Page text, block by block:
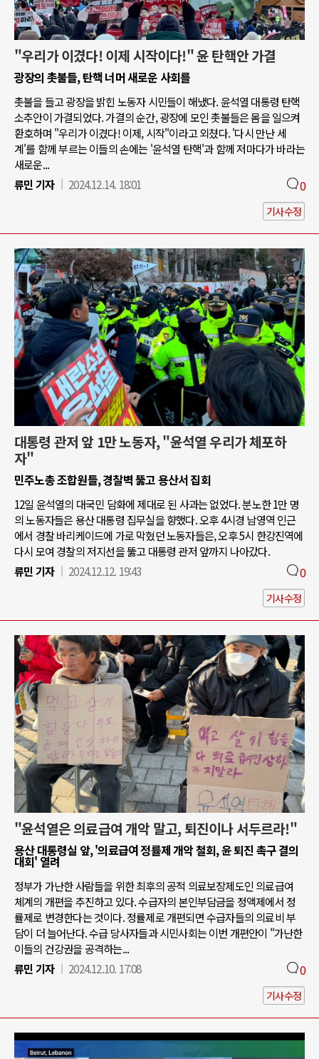
"우리가 이겼다! 이제 시작이다!" 윤 탄핵안 가결
광장의 촛불들, 탄핵 너머 새로운 사회를
촛불을 들고 광장을 밝힌 노동자 시민들이 해냈다. 윤석열 대통령 탄핵
소추안이 가결되었다. 가결의 순간, 광장에 모인 촛불들은 몸을 일으켜
환호하며 "우리가 이겼다! 이제, 시작"이라고 외쳤다. '다시 만난 세
계'를 함께 부르는 이들의 손에는 '윤석열 탄핵'과 함께 저마다가 바라는
새로운...
류민 기자
2024.12.14. 18:01 0
기사수정
대통령 관저 앞 1만 노동자, "윤석열 우리가 체포하
자"
민주노총 조합원들, 경찰벽 뚫고 용산서 집회
12일 윤석열의 대국민 담화에 제대로 된 사과는 없었다. 분노한 1만 명
의 노동자들은 용산 대통령 집무실을 향했다. 오후 4시경 남영역 인근
에서 경찰 바리케이드에 가로 막혔던 노동자들은, 오후 5시 한강진역에
다시 모여 경찰의 저지선을 뚫고 대통령 관저 앞까지 나아갔다.
류민 기자
2024.12.12. 19:43 0
기사수정
"윤석열은 의료급여 개악 말고, 퇴진이나 서두르라!"
용산 대통령실 앞, '의료급여 정률제 개악 철회, 윤 퇴진 촉구 결의
대회' 열려
정부가 가난한 사람들을 위한 최후의 공적 의료보장제도인 의료급여
체계의 개편을 추진하고 있다. 수급자의 본인부담금을 정액제에서 정
률제로 변경한다는 것이다. 정률제로 개편되면 수급자들의 의료비 부
담이 더 늘어난다. 수급 당사자들과 시민사회는 이번 개편안이 "가난한
이들의 건강권을 공격하는...
류민 기자
2024.12.10. 17:08 0
기사수정